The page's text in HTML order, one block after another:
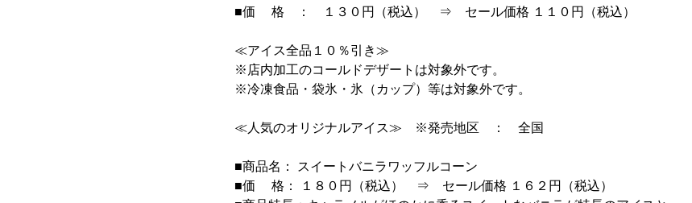
■価 格 ： １３０円（税込） ⇒ セール価格 １１０円（税込）
≪アイス全品１０％引き≫
※店内加工のコールドデザートは対象外です。
※冷凍食品・袋氷・氷（カップ）等は対象外です。
≪人気のオリジナルアイス≫ ※発売地区 ： 全国
■商品名： スイートバニラワッフルコーン
■価 格： １８０円（税込） ⇒ セール価格 １６２円（税込）